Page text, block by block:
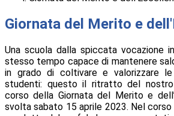
Giornata del Merito e
Una scuola dalla spiccata vocazione
stesso tempo capace di mantenere
in grado di coltivare e valorizzare
studenti: questo il ritratto del
corso della Giornata del Merito e
svolta sabato 15 aprile 2023. Nel